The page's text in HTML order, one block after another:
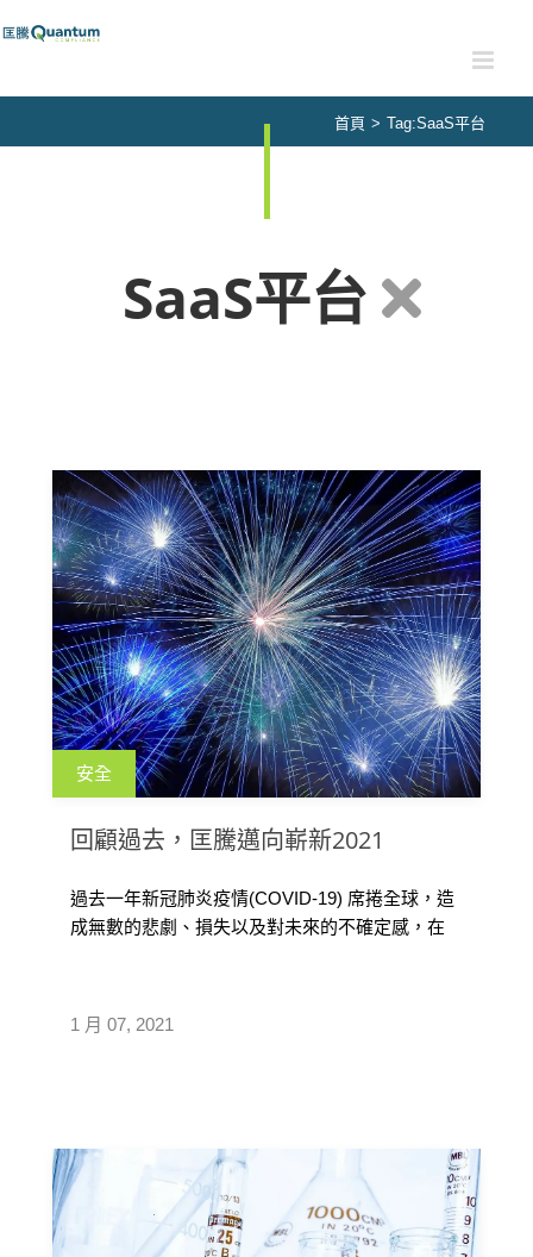
to
首頁 > Tag:SaaS平台
SaaS平台
安全
回顧過去，匡騰邁向嶄新2021
1 月 07, 2021
過去一年新冠肺炎疫情(COVID-19) 席捲全球，造
成無數的悲劇、損失以及對未來的不確定感，在
實際經濟上及情感上損失的人們，至上最誠摯的